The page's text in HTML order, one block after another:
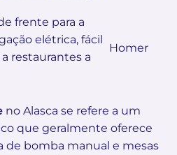
frente para a
elétrica, fácil
a restaurantes a
Homer
no Alasca se refere a um
que geralmente oferece
de bomba manual e mesas